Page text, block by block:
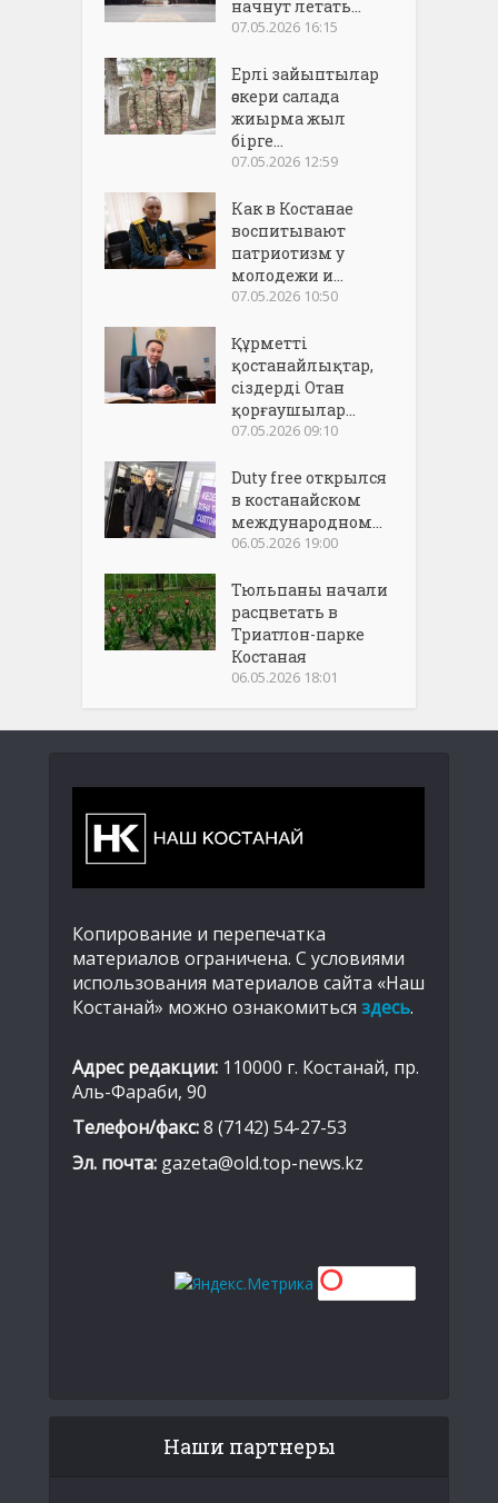
начнут летать...
07.05.2026 16:15
Ерлі зайыптылар
әскери салада
жиырма жыл
бірге...
07.05.2026 12:59
Как в Костанае
воспитывают
патриотизм у
молодежи и...
07.05.2026 10:50
Құрметті
қостанайлықтар,
сіздерді Отан
қорғаушылар...
07.05.2026 09:10
Duty free открылся
в костанайском
международном...
06.05.2026 19:00
Тюльпаны начали
расцветать в
Триатлон-парке
Костаная
06.05.2026 18:01
Копирование и перепечатка
материалов ограничена. С условиями
использования материалов сайта «Наш
Костанай» можно ознакомиться здесь.
Адрес редакции: 110000 г. Костанай, пр.
Аль-Фараби, 90
Телефон/факс:8 (7142) 54-27-53
Эл. почта: gazeta@old.top-news.kz
Наши партнеры